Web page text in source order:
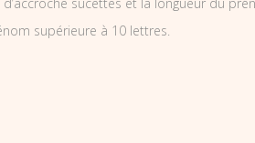
sucettes et la longueur du
supérieure à 10 lettres.